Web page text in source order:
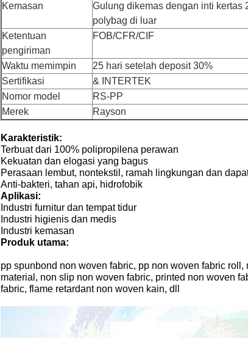
Kemasan
Gulung dikemas dengan inti kertas
polybag di luar
Ketentuan
pengiriman
FOB/CFR/CIF
Waktu memimpin
25 hari setelah deposit 30%
Sertifikasi
& INTERTEK
Nomor model
RS-PP
Merek
Rayson
Karakteristik:
Terbuat dari 100% polipropilena perawan
Kekuatan dan elogasi yang bagus
Perasaan lembut, nontekstil, ramah lingkungan dan
Anti-bakteri, tahan api, hidrofobik
Aplikasi:
Industri furnitur dan tempat tidur
Industri higienis dan medis
Industri kemasan
Produk utama:
pp spunbond non woven fabric, pp non woven fabric
material, non slip non woven fabric, printed non woven
fabric, flame retardant non woven kain, dll